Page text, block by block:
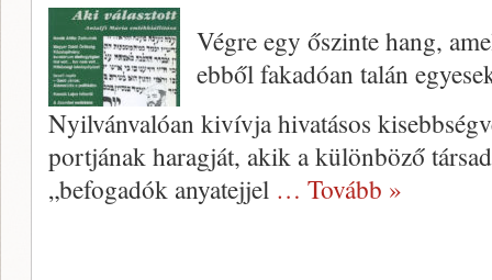
Végre egy őszinte hang,
ebből fakadóan talán
Nyilvánvalóan kivívja hivatásos
portjának haragját, akik a különböző
„befogadók anyatejjel … Tovább »